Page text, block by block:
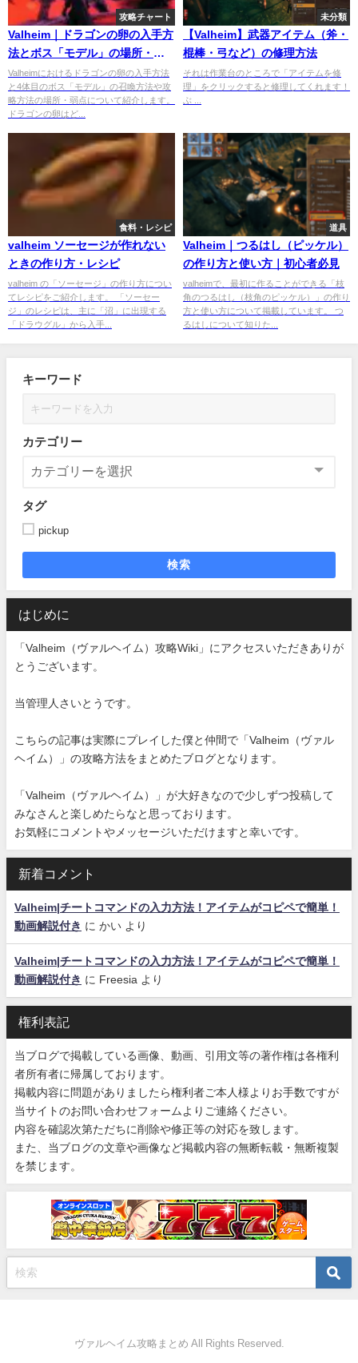
攻略チャート
Valheim｜ドラゴンの卵の入手方
法とボス「モデル」の場所・弱
点・攻略方法は？
Valheimにおけるドラゴンの卵の入手方法
と4体目のボス「モデル」の召喚方法や攻
略方法の場所・弱点について紹介します。
ドラゴンの卵はど...
未分類
【Valheim】武器アイテム（斧・
棍棒・弓など）の修理方法
それは作業台のところで「アイテムを修
理」をクリックすると修理してくれます！
ぶ ...
食料・レシピ
valheim ソーセージが作れない
ときの作り方・レシピ
valheim の「ソーセージ」の作り方につい
てレシピをご紹介します。 「ソーセー
ジ」のレシピは、主に「沼」に出現する
「ドラウグル」から入手...
道具
Valheim｜つるはし（ピッケル）
の作り方と使い方｜初心者必見
valheimで、最初に作ることができる「枝
角のつるはし（枝角のピッケル）」の作り
方と使い方について掲載しています。 つ
るはしについて知りた...
キーワード
カテゴリー
タグ
pickup
検索
はじめに
「Valheim（ヴァルヘイム）攻略Wiki」にアクセスいただきありが
とうございます。
当管理人さいとうです。
こちらの記事は実際にプレイした僕と仲間で「Valheim（ヴァル
ヘイム）」の攻略方法をまとめたブログとなります。
「Valheim（ヴァルヘイム）」が大好きなので少しずつ投稿して
みなさんと楽しめたらなと思っております。
お気軽にコメントやメッセージいただけますと幸いです。
新着コメント
Valheim|チートコマンドの入力方法！アイテムがコピペで簡単！
動画解説付き に かい より
Valheim|チートコマンドの入力方法！アイテムがコピペで簡単！
動画解説付き に Freesia より
権利表記
当ブログで掲載している画像、動画、引用文等の著作権は各権利
者所有者に帰属しております。
掲載内容に問題がありましたら権利者ご本人様よりお手数ですが
当サイトのお問い合わせフォームよりご連絡ください。
内容を確認次第ただちに削除や修正等の対応を致します。
また、当ブログの文章や画像など掲載内容の無断転載・無断複製
を禁じます。
ヴァルヘイム攻略まとめ All Rights Reserved.